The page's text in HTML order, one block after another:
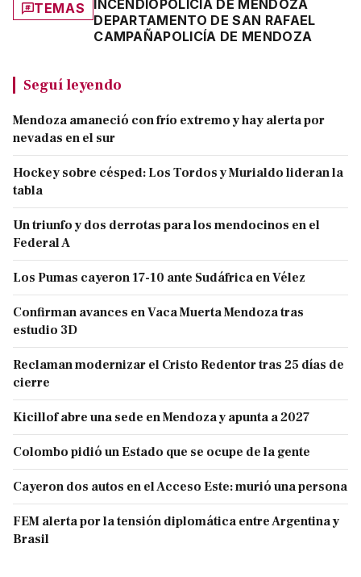
TEMAS INCENDIO POLICÍA DE MENDOZA
DEPARTAMENTO DE SAN RAFAEL
CAMPAÑAPOLICÍA DE MENDOZA
Seguí leyendo
Mendoza amaneció con frío extremo y hay alerta por
nevadas en el sur
Hockey sobre césped: Los Tordos y Murialdo lideran la
tabla
Un triunfo y dos derrotas para los mendocinos en el
Federal A
Los Pumas cayeron 17-10 ante Sudáfrica en Vélez
Confirman avances en Vaca Muerta Mendoza tras
estudio 3D
Reclaman modernizar el Cristo Redentor tras 25 días de
cierre
Kicillof abre una sede en Mendoza y apunta a 2027
Colombo pidió un Estado que se ocupe de la gente
Cayeron dos autos en el Acceso Este: murió una persona
FEM alerta por la tensión diplomática entre Argentina y
Brasil